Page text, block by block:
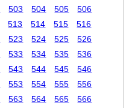
503 504 505
506
513 514 515
516
523 524 525
526
533 534 535
536
543 544 545
546
553 554 555
556
563 564 565
566